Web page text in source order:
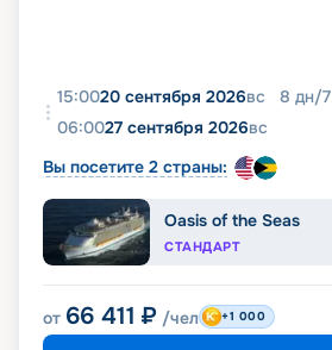
15:0020 сентября 2026вс 8 дн/7
06:0027 сентября 2026вс
Вы посетите 2 страны:
Oasis of the Seas
СТАНДАРТ
от 66 411 ₽ /чел +1 000